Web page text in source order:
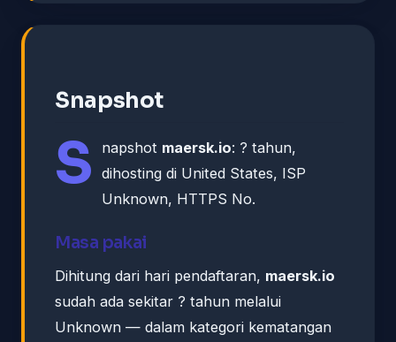
Snapshot
S napshot maersk.io: ? tahun,
dihosting di United States, ISP
Unknown, HTTPS No.
Masa pakai
Dihitung dari hari pendaftaran, maersk.io
sudah ada sekitar ? tahun melalui
Unknown — dalam kategori kematangan